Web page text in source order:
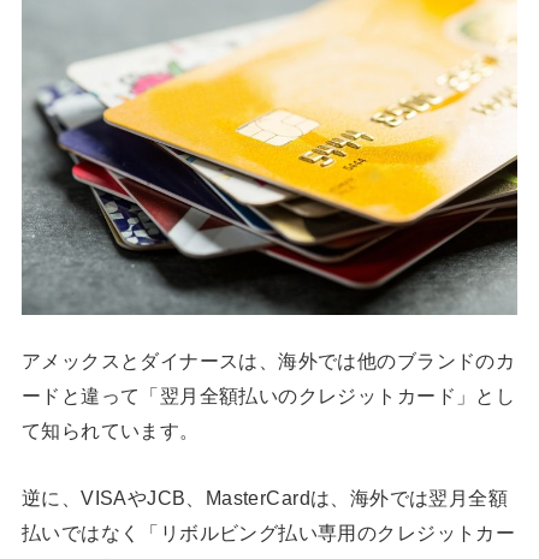
アメックスとダイナースは、海外では他のブランドのカ
ードと違って「翌月全額払いのクレジットカード」とし
て知られています。
逆に、VISAやJCB、MasterCardは、海外では翌月全額
払いではなく「リボルビング払い専用のクレジットカー